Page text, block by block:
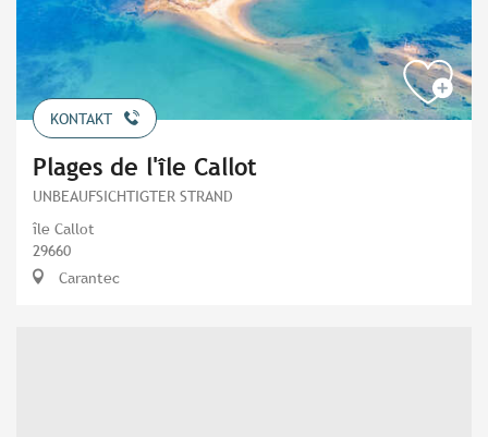
KONTAKT
Plages de l'île Callot
UNBEAUFSICHTIGTER STRAND
île Callot
29660
Carantec